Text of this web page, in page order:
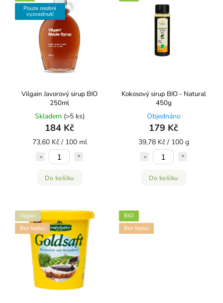
Pouze osobní
vyzvednutí
Vilgain Javorový sirup BIO
250ml
Skladem (>5 ks)
184 Kč
73,60 Kč / 100 ml
Do košíku
Kokosový sirup BIO - Natural
450g
Objednáno
179 Kč
39,78 Kč / 100 g
Do košíku
Vegan
Bez lepku
BIO
Bez lepku